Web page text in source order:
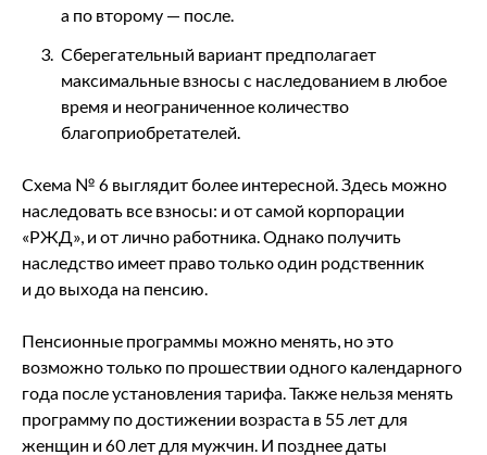
а по второму — после.
Сберегательный вариант предполагает
максимальные взносы с наследованием в любое
время и неограниченное количество
благоприобретателей.
Схема № 6 выглядит более интересной. Здесь можно
наследовать все взносы: и от самой корпорации
«РЖД», и от лично работника. Однако получить
наследство имеет право только один родственник
и до выхода на пенсию.
Пенсионные программы можно менять, но это
возможно только по прошествии одного календарного
года после установления тарифа. Также нельзя менять
программу по достижении возраста в 55 лет для
женщин и 60 лет для мужчин. И позднее даты